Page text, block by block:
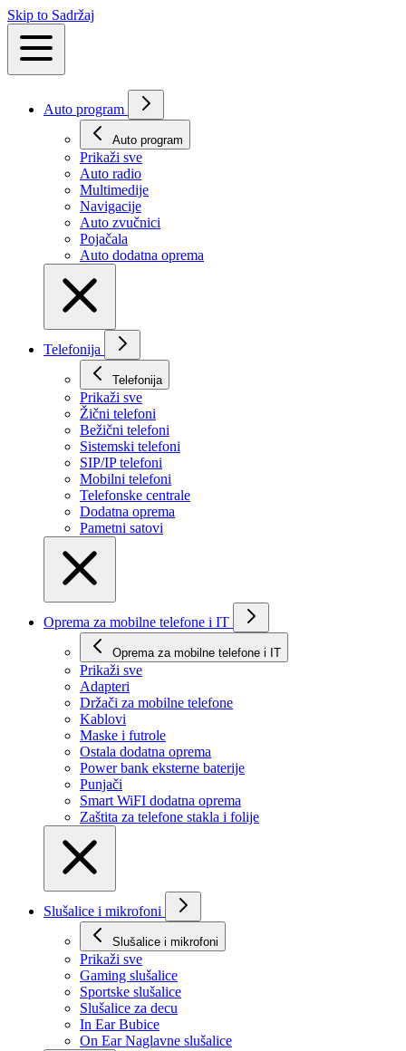
Skip to Sadržaj
Auto program
Auto program
Prikaži svе
Auto radio
Multimedije
Navigacije
Auto zvučnici
Pojačala
Auto dodatna oprema
Telefonija
Telefonija
Prikaži svе
Žični telefoni
Bežični telefoni
Sistemski telefoni
SIP/IP telefoni
Mobilni telefoni
Telefonske centrale
Dodatna oprema
Pametni satovi
Oprema za mobilne telefone i IT
Oprema za mobilne telefone i IT
Prikaži svе
Adapteri
Držači za mobilne telefone
Kablovi
Maske i futrole
Ostala dodatna oprema
Power bank eksterne baterije
Punjači
Smart WiFI dodatna oprema
Zaštita za telefone stakla i folije
Slušalice i mikrofoni
Slušalice i mikrofoni
Prikaži svе
Gaming slušalice
Sportske slušalice
Slušalice za decu
In Ear Bubice
On Ear Naglavne slušalice